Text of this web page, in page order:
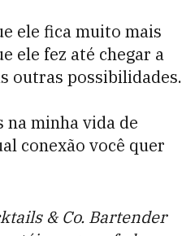
ele fica muito mais
ele fez até chegar a
outras possibilidades.
minha vida de
conexão você quer
& Co. Bartender